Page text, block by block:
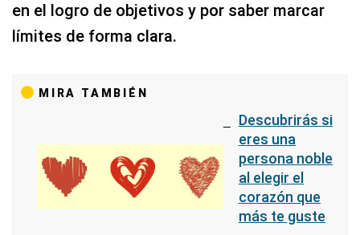
en el logro de objetivos y por saber marcar
límites de forma clara.
MIRA TAMBIÉN
Descubrirás si
eres una
persona noble
al elegir el
corazón que
más te guste